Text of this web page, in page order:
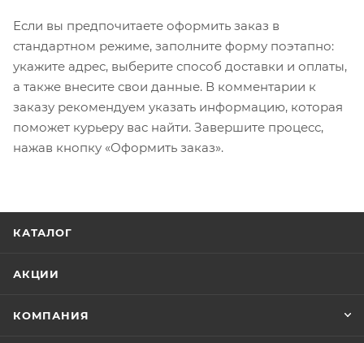
Если вы предпочитаете оформить заказ в
стандартном режиме, заполните форму поэтапно:
укажите адрес, выберите способ доставки и оплаты,
а также внесите свои данные. В комментарии к
заказу рекомендуем указать информацию, которая
поможет курьеру вас найти. Завершите процесс,
нажав кнопку «Оформить заказ».
КАТАЛОГ
АКЦИИ
КОМПАНИЯ